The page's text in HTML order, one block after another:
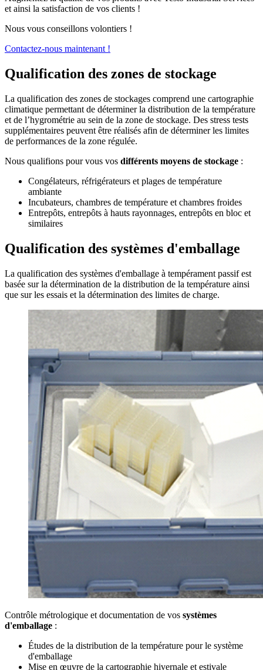
et ainsi la satisfaction de vos clients !
Nous vous conseillons volontiers !
Contactez-nous maintenant !
Qualification des zones de stockage
La qualification des zones de stockages comprend une cartographie
climatique permettant de déterminer la distribution de la température
et de l’hygrométrie au sein de la zone de stockage. Des stress tests
supplémentaires peuvent être réalisés afin de déterminer les limites
de performances de la zone régulée.
Nous qualifions pour vous vos différents moyens de stockage :
Congélateurs, réfrigérateurs et plages de température
ambiante
Incubateurs, chambres de température et chambres froides
Entrepôts, entrepôts à hauts rayonnages, entrepôts en bloc et
similaires
Qualification des systèmes d'emballage
La qualification des systèmes d'emballage à tempérament passif est
basée sur la détermination de la distribution de la température ainsi
que sur les essais et la détermination des limites de charge.
Contrôle métrologique et documentation de vos systèmes
d'emballage :
Études de la distribution de la température pour le système
d'emballage
Mise en œuvre de la cartographie hivernale et estivale